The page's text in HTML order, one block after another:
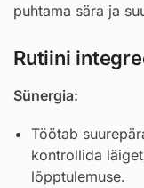
puhtama sära ja
Rutiini
Sünergia:
Töötab
kontrollida
lõpptulemuse.